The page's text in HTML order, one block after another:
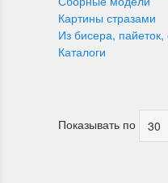
Картины стразами
Из бисера, пайеток,
Каталоги
Показывать по